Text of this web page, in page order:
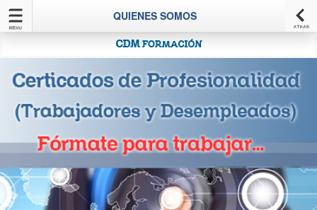
Utilizamos cookies propias y de terceros para mejorar nuestros
servicios, realizar el análisis de la navegación de los usuarios y
mostrarle publicidad relacionada con sus preferencias. Si continúas
navegando, consideramos que aceptas su uso.
Política de cookies
QUIENES SOMOS